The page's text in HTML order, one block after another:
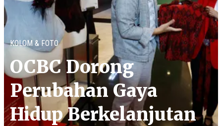
KOLOM & FOTO
OCBC Dorong
Perubahan Gaya
Hidup Berkelanjutan